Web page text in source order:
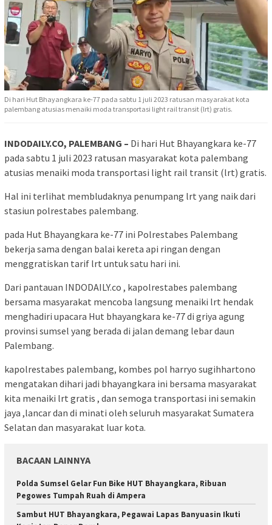
Di hari Hut Bhayangkara ke-77 pada sabtu 1 juli 2023 ratusan masyarakat kota
palembang atusias menaiki moda transportasi light rail transit (lrt) gratis.
INDODAILY.CO, PALEMBANG – Di hari Hut Bhayangkara ke-77
pada sabtu 1 juli 2023 ratusan masyarakat kota palembang
atusias menaiki moda transportasi light rail transit (lrt) gratis.
Hal ini terlihat membludaknya penumpang lrt yang naik dari
stasiun polrestabes palembang.
pada Hut Bhayangkara ke-77 ini Polrestabes Palembang
bekerja sama dengan balai kereta api ringan dengan
menggratiskan tarif lrt untuk satu hari ini.
Dari pantauan INDODAILY.co , kapolrestabes palembang
bersama masyarakat mencoba langsung menaiki lrt hendak
menghadiri upacara Hut bhayangkara ke-77 di griya agung
provinsi sumsel yang berada di jalan demang lebar daun
Palembang.
kapolrestabes palembang, kombes pol harryo sugihhartono
mengatakan dihari jadi bhayangkara ini bersama masyarakat
kita menaiki lrt gratis , dan semoga transportasi ini semakin
jaya ,lancar dan di minati oleh seluruh masyarakat Sumatera
Selatan dan masyarakat luar kota.
BACAAN LAINNYA
Polda Sumsel Gelar Fun Bike HUT Bhayangkara, Ribuan
Pegowes Tumpah Ruah di Ampera
Sambut HUT Bhayangkara, Pegawai Lapas Banyuasin Ikuti